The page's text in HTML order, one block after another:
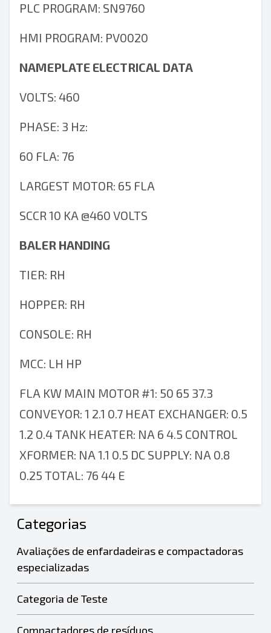
PLC PROGRAM: SN9760
HMI PROGRAM: PV0020
NAMEPLATE ELECTRICAL DATA
VOLTS: 460
PHASE: 3 Hz:
60 FLA: 76
LARGEST MOTOR: 65 FLA
SCCR 10 KA @460 VOLTS
BALER HANDING
TIER: RH
HOPPER: RH
CONSOLE: RH
MCC: LH HP
FLA KW MAIN MOTOR #1: 50 65 37.3
CONVEYOR: 1 2.1 0.7 HEAT EXCHANGER: 0.5
1.2 0.4 TANK HEATER: NA 6 4.5 CONTROL
XFORMER: NA 1.1 0.5 DC SUPPLY: NA 0.8
0.25 TOTAL: 76 44 E
Categorias
Avaliações de enfardadeiras e compactadoras
especializadas
Categoria de Teste
Compactadores de resíduos